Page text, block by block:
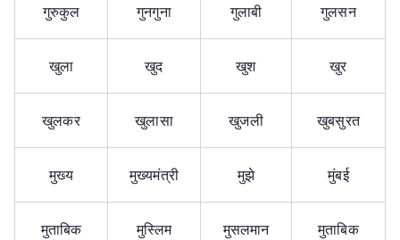
गुरुकुल गुनगुना गुलाबी गुलसन
खुला खुद खुश खुर
खुलकर खुलासा खुजली खुबसुरत
मुख्य मुख्यमंत्री मुझे मुंबई
मुताबिक मुस्लिम मुसलमान मुताबिक